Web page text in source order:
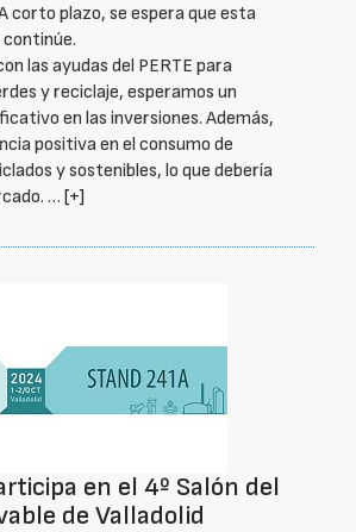
corto plazo, se espera que esta
las ayudas del PERTE para
y reciclaje, esperamos un
en las inversiones. Además,
positiva en el consumo de
y sostenibles, lo que debería
… [+]
en el 4º Salón del
de Valladolid